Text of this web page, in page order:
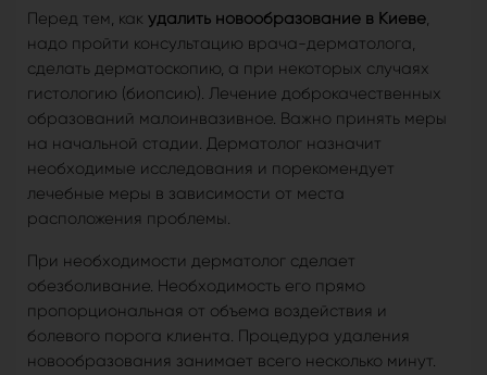
Перед тем, как удалить новообразование в Киеве,
надо пройти консультацию врача-дерматолога,
сделать дерматоскопию, а при некоторых случаях
гистологию (биопсию). Лечение доброкачественных
образований малоинвазивное. Важно принять меры
на начальной стадии. Дерматолог назначит
необходимые исследования и порекомендует
лечебные меры в зависимости от места
расположения проблемы.
При необходимости дерматолог сделает
обезболивание. Необходимость его прямо
пропорциональная от объема воздействия и
болевого порога клиента. Процедура удаления
новообразования занимает всего несколько минут.